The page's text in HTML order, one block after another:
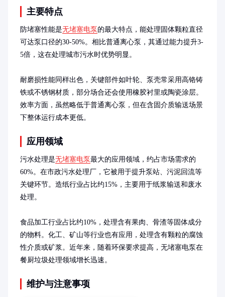
主要特点
防堵塞性能是无堵塞电泵 的最大特点，能处理固体颗粒直径
可达泵口径的30-50%。相比普通离心泵，其通过能力提升3-
5倍，这在处理城市污水时优势明显。
耐磨损性能同样出色，关键部件如叶轮、泵壳常采用高铬铸
铁或不锈钢材质，部分场合还会使用橡胶衬里或陶瓷涂层。
效率方面，虽然略低于普通离心泵，但在含固介质输送场景
下整体运行成本更低。
应用领域
污水处理是无堵塞电泵最大的应用领域，约占市场需求的
60%。在市政污水处理厂，它被用于提升泵站、污泥回流等
关键环节。造纸行业占比约15%，主要用于纸浆输送和废水
处理。
食品加工行业占比约10%，处理含有果肉、骨渣等固体成分
的物料。化工、矿山等行业也有应用，处理含有颗粒的腐蚀
性介质或矿浆。近年来，随着环保要求提高，无堵塞电泵在
餐厨垃圾处理领域增长迅速。
维护与注意事项